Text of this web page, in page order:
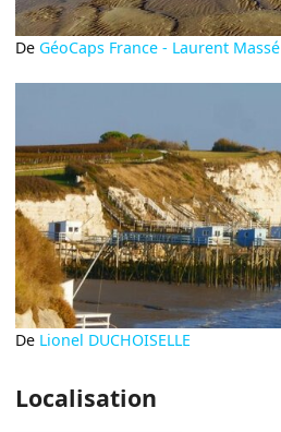
De GéoCaps France - Laurent Massé
De Lionel DUCHOISELLE
Localisation